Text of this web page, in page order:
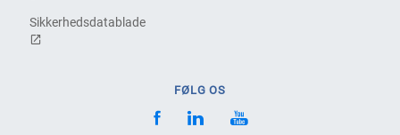
Sikkerhedsdatablade
FØLG OS